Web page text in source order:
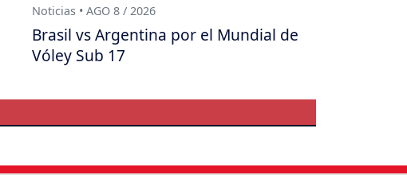
Noticias • AGO 8 / 2026
Brasil vs Argentina por el Mundial de
Vóley Sub 17